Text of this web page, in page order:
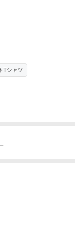
Tシャツ